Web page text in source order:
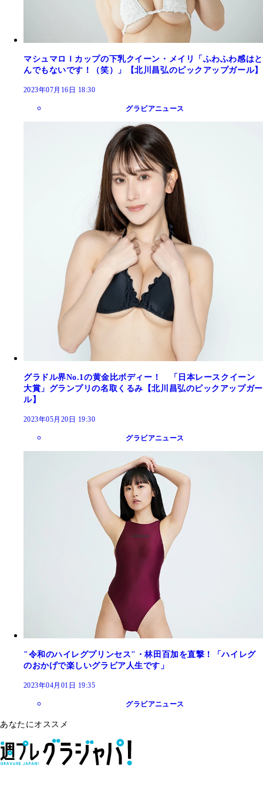
マシュマロＩカップの下乳クイーン・メイリ「ふわふわ感はと
んでもないです！（笑）」【北川昌弘のピックアップガール】
2023年07月16日 18:30
グラビアニュース
グラドル界No.1の黄金比ボディー！ 「日本レースクイーン
大賞」グランプリの名取くるみ【北川昌弘のピックアップガー
ル】
2023年05月20日 19:30
グラビアニュース
"令和のハイレグプリンセス"・林田百加を直撃！「ハイレグ
のおかげで楽しいグラビア人生です」
2023年04月01日 19:35
グラビアニュース
あなたにオススメ